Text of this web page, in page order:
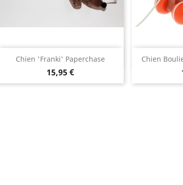
Chien 'Franki' Paperchase
15,95 €
Aperçu rapide Chien